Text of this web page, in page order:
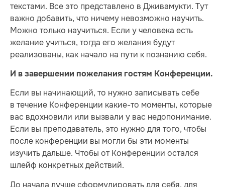
текстами. Все это представлено в Дживамукти. Тут
важно добавить, что ничему невозможно научить.
Можно только научиться. Если у человека есть
желание учиться, тогда его желания будут
реализованы, как начало на пути к познанию себя.
И в завершении пожелания гостям Конференции.
Если вы начинающий, то нужно записывать себе
в течение Конференции какие-то моменты, которые
вас вдохновили или вызвали у вас недопонимание.
Если вы преподаватель, это нужно для того, чтобы
после конференции вы могли бы эти моменты
изучить дальше. Чтобы от Конференции остался
шлейф конкретных действий.
До начала лучше сформулировать для себя, для